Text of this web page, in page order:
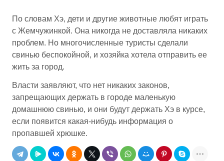
По словам Хэ, дети и другие животные любят играть
с Жемчужинкой. Она никогда не доставляла никаких
проблем. Но многочисленные туристы сделали
свинью беспокойной, и хозяйка хотела отправить ее
жить за город.
Власти заявляют, что нет никаких законов,
запрещающих держать в городе маленькую
домашнюю свинью, и они будут держать Хэ в курсе,
если появится какая-нибудь информация о
пропавшей хрюшке.